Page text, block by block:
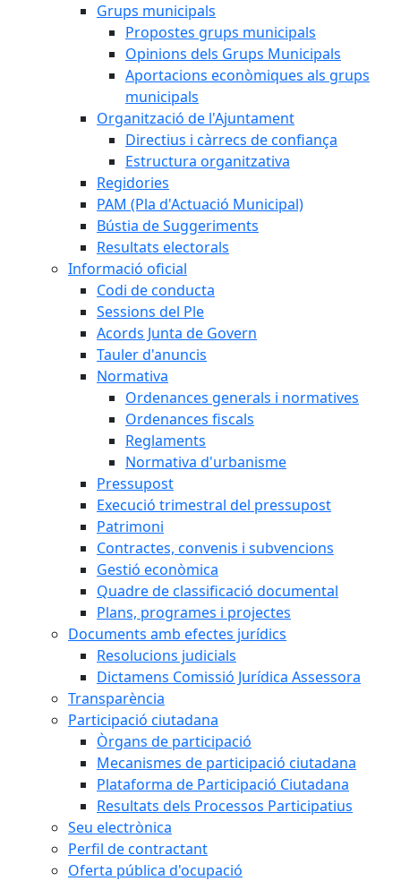
Grups municipals
Propostes grups municipals
Opinions dels Grups Municipals
Aportacions econòmiques als grups
municipals
Organització de l'Ajuntament
Directius i càrrecs de confiança
Estructura organitzativa
Regidories
PAM (Pla d'Actuació Municipal)
Bústia de Suggeriments
Resultats electorals
Informació oficial
Codi de conducta
Sessions del Ple
Acords Junta de Govern
Tauler d'anuncis
Normativa
Ordenances generals i normatives
Ordenances fiscals
Reglaments
Normativa d'urbanisme
Pressupost
Execució trimestral del pressupost
Patrimoni
Contractes, convenis i subvencions
Gestió econòmica
Quadre de classificació documental
Plans, programes i projectes
Documents amb efectes jurídics
Resolucions judicials
Dictamens Comissió Jurídica Assessora
Transparència
Participació ciutadana
Òrgans de participació
Mecanismes de participació ciutadana
Plataforma de Participació Ciutadana
Resultats dels Processos Participatius
Seu electrònica
Perfil de contractant
Oferta pública d'ocupació